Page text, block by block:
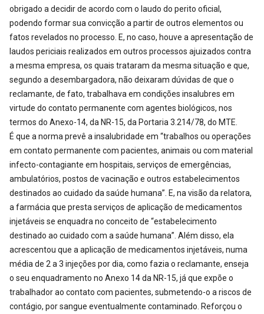
obrigado a decidir de acordo com o laudo do perito oficial,
podendo formar sua convicção a partir de outros elementos ou
fatos revelados no processo. E, no caso, houve a apresentação de
laudos periciais realizados em outros processos ajuizados contra
a mesma empresa, os quais trataram da mesma situação e que,
segundo a desembargadora, não deixaram dúvidas de que o
reclamante, de fato, trabalhava em condições insalubres em
virtude do contato permanente com agentes biológicos, nos
termos do Anexo-14, da NR-15, da Portaria 3.214/78, do MTE.
É que a norma prevê a insalubridade em “trabalhos ou operações
em contato permanente com pacientes, animais ou com material
infecto-contagiante em hospitais, serviços de emergências,
ambulatórios, postos de vacinação e outros estabelecimentos
destinados ao cuidado da saúde humana”. E, na visão da relatora,
a farmácia que presta serviços de aplicação de medicamentos
injetáveis se enquadra no conceito de “estabelecimento
destinado ao cuidado com a saúde humana”. Além disso, ela
acrescentou que a aplicação de medicamentos injetáveis, numa
média de 2 a 3 injeções por dia, como fazia o reclamante, enseja
o seu enquadramento no Anexo 14 da NR-15, já que expõe o
trabalhador ao contato com pacientes, submetendo-o a riscos de
contágio, por sangue eventualmente contaminado. Reforçou o